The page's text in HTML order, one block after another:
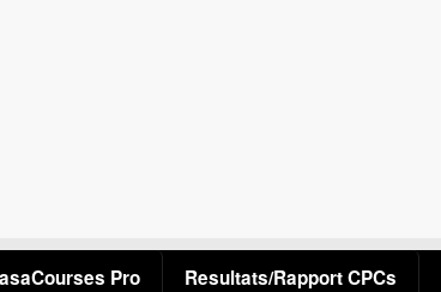
Pro Resultats/Rapport CPCs